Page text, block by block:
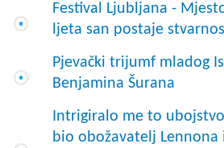
Festival Ljubljana -
ljeta san postaje
Pjevački trijumf mladog
Benjamina Šurana
Intrigiralo me to
bio obožavatelj Lennona